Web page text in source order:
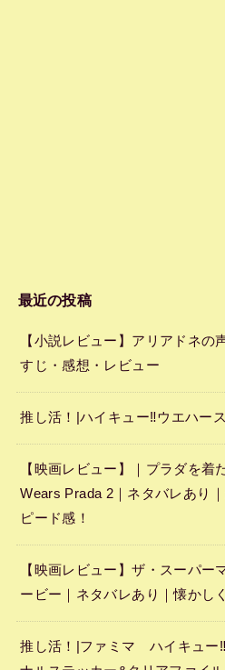
最近の投稿
【小説レビュー】アリアドネ
すじ・感想・レビュー
推し活！|ハイキュー‼︎ウエハー
【映画レビュー】｜プラダを着
Wears Prada 2｜ネタバレあり
ピード感！
【映画レビュー】ザ・スーパー
ービー｜ネタバレあり｜懐かし
推し活！|ファミマ ハイキュー